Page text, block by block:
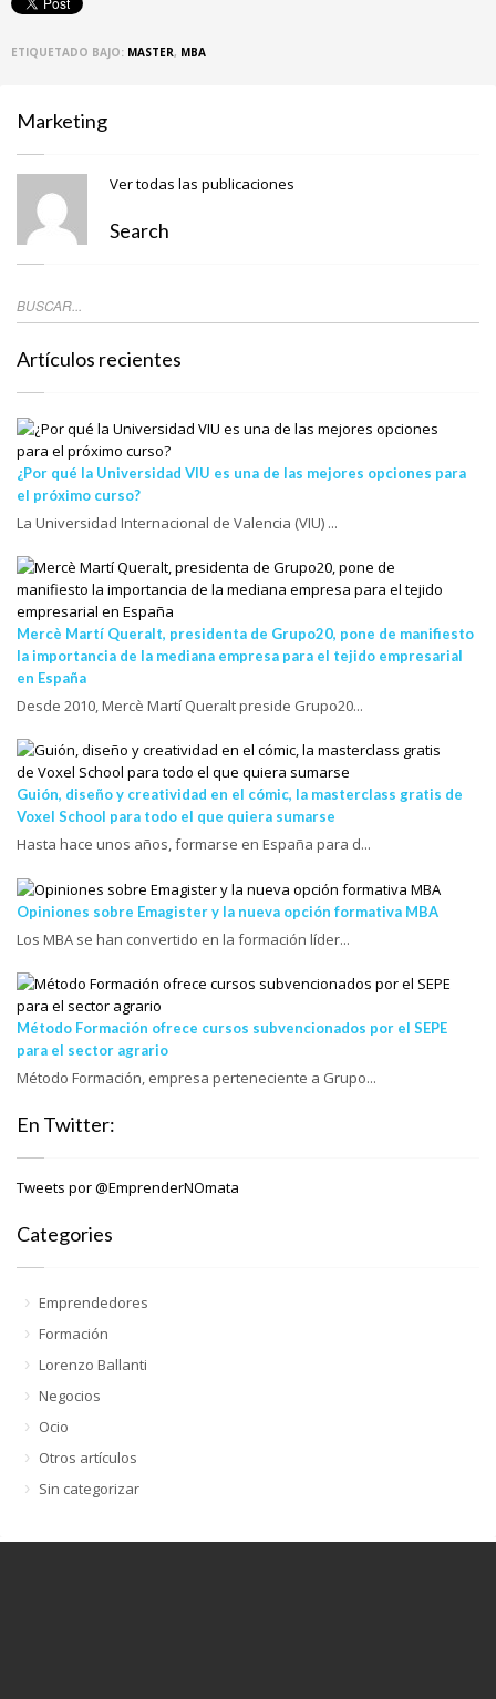
ETIQUETADO BAJO: MASTER, MBA
Marketing
Ver todas las publicaciones
Search
Artículos recientes
¿Por qué la Universidad VIU es una de las mejores opciones para
el próximo curso?
La Universidad Internacional de Valencia (VIU) ...
Mercè Martí Queralt, presidenta de Grupo20, pone de manifiesto
la importancia de la mediana empresa para el tejido empresarial
en España
Desde 2010, Mercè Martí Queralt preside Grupo20...
Guión, diseño y creatividad en el cómic, la masterclass gratis de
Voxel School para todo el que quiera sumarse
Hasta hace unos años, formarse en España para d...
Opiniones sobre Emagister y la nueva opción formativa MBA
Los MBA se han convertido en la formación líder...
Método Formación ofrece cursos subvencionados por el SEPE
para el sector agrario
Método Formación, empresa perteneciente a Grupo...
En Twitter:
Tweets por @EmprenderNOmata
Categories
Emprendedores
Formación
Lorenzo Ballanti
Negocios
Ocio
Otros artículos
Sin categorizar